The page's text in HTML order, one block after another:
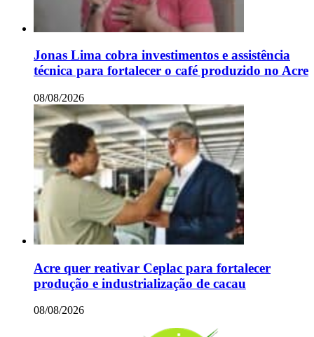
Jonas Lima cobra investimentos e assistência
técnica para fortalecer o café produzido no Acre
08/08/2026
Acre quer reativar Ceplac para fortalecer
produção e industrialização de cacau
08/08/2026